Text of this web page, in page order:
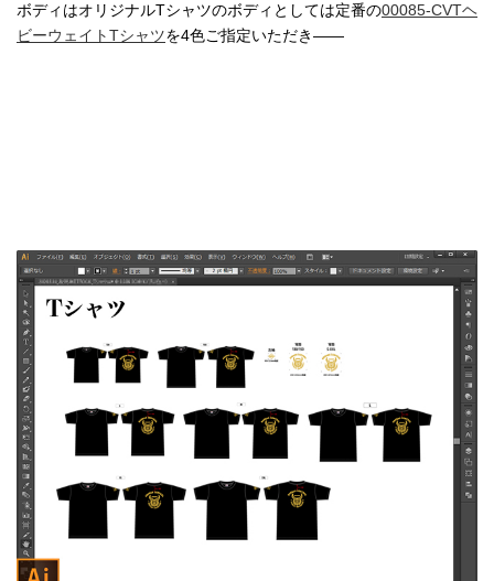
ボディはオリジナルTシャツのボディとしては定番の00085-CVTヘ
ビーウェイトTシャツを4色ご指定いただき――